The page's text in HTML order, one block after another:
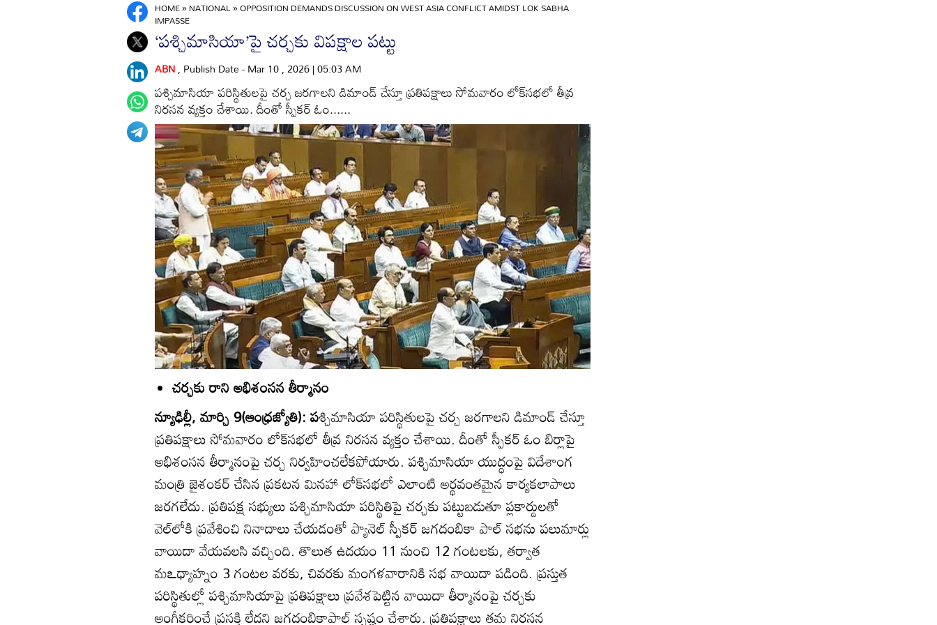
HOME»NATIONAL»OPPOSITION DEMANDS DISCUSSION ON WEST ASIA CONFLICT AMIDST LOK SABHA
IMPASSE
‘పశ్చిమాసియా’పై చర్చకు విపక్షాల పట్టు
ABN, Publish Date - Mar 10 , 2026 | 05:03 AM
పశ్చిమాసియా పరిస్థితులపై చర్చ జరగాలని డిమాండ్‌ చేస్తూ ప్రతిపక్షాలు సోమవారం లోక్‌సభలో తీవ్ర
నిరసన వ్యక్తం చేశాయి. దీంతో స్పీకర్‌ ఓం......
చర్చకు రాని అభిశంసన తీర్మానం
న్యూఢిల్లీ, మార్చి 9(ఆంధ్రజ్యోతి): పశ్చిమాసియా పరిస్థితులపై చర్చ జరగాలని డిమాండ్‌ చేస్తూ
ప్రతిపక్షాలు సోమవారం లోక్‌సభలో తీవ్ర నిరసన వ్యక్తం చేశాయి. దీంతో స్పీకర్‌ ఓం బిర్లాపై
అభిశంసన తీర్మానంపై చర్చ నిర్వహించలేకపోయారు. పశ్చిమాసియా యుద్ధంపై విదేశాంగ
మంత్రి జైశంకర్‌ చేసిన ప్రకటన మినహా లోక్‌సభలో ఎలాంటి అర్థవంతమైన కార్యకలాపాలు
జరగలేదు. ప్రతిపక్ష సభ్యులు పశ్చిమాసియా పరిస్థితిపై చర్చకు పట్టుబడుతూ ప్లకార్డులతో
వెల్‌లోకి ప్రవేశించి నినాదాలు చేయడంతో ప్యానెల్‌ స్పీకర్‌ జగదంబికా పాల్‌ సభను పలుమార్లు
వాయిదా వేయవలసి వచ్చింది. తొలుత ఉదయం 11 నుంచి 12 గంటలకు, తర్వాత
మఽధ్యాహ్నం 3 గంటల వరకు, చివరకు మంగళవారానికి సభ వాయిదా పడింది. ప్రస్తుత
పరిస్థితుల్లో పశ్చిమాసియాపై ప్రతిపక్షాలు ప్రవేశపెట్టిన వాయిదా తీర్మానంపై చర్చకు
అంగీకరించే ప్రసక్తి లేదని జగదంబికాపాల్‌ స్పష్టం చేశారు. ప్రతిపక్షాలు తమ నిరసన